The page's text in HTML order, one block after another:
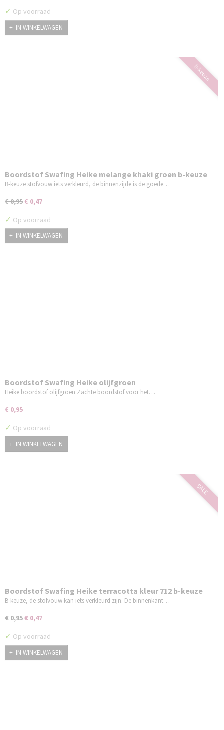
✓ Op voorraad
IN WINKELWAGEN
b-keuze
Boordstof Swafing Heike melange khaki groen b-keuze
B-keuze stofvouw iets verkleurd, de binnenzijde is de goede…
€ 0,95€ 0,47
✓ Op voorraad
IN WINKELWAGEN
Boordstof Swafing Heike olijfgroen
Heike boordstof olijfgroen Zachte boordstof voor het…
€ 0,95
✓ Op voorraad
IN WINKELWAGEN
SALE
Boordstof Swafing Heike terracotta kleur 712 b-keuze
B-keuze, de stofvouw kan iets verkleurd zijn. De binnenkant…
€ 0,95€ 0,47
✓ Op voorraad
IN WINKELWAGEN